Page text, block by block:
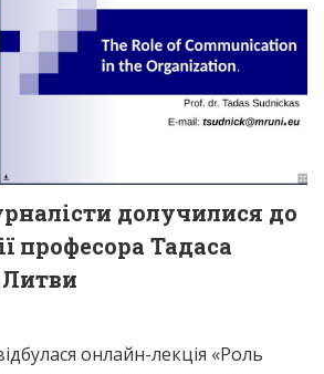
долучилися до
професора Тадаса
Литви
онлайн-лекція «Роль